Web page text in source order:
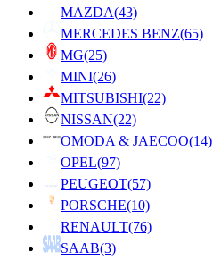
MAZDA(43)
MERCEDES BENZ(65)
MG(25)
MINI(26)
MITSUBISHI(22)
NISSAN(22)
OMODA & JAECOO(14)
OPEL(97)
PEUGEOT(57)
PORSCHE(10)
RENAULT(76)
SAAB(3)